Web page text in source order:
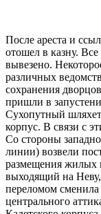
После ареста и
отошел в казну.
вывезено.
различных
сохранения
пришли в
Сухопутный
корпус. В связи с
Со стороны
линии) возвели
размещения жилых
выходящий на
переломом сменила
центрального